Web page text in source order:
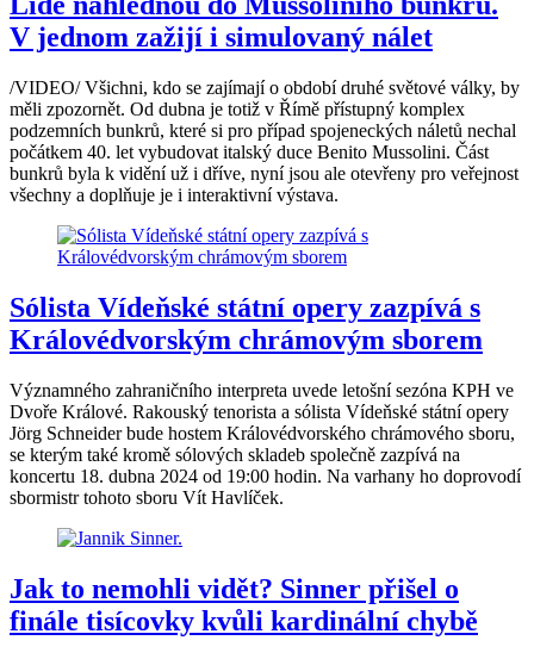
V jednom zažijí i simulovaný nálet
/VIDEO/ Všichni, kdo se zajímají o období druhé světové války, by
měli zpozornět. Od dubna je totiž v Římě přístupný komplex
podzemních bunkrů, které si pro případ spojeneckých náletů nechal
počátkem 40. let vybudovat italský duce Benito Mussolini. Část
bunkrů byla k vidění už i dříve, nyní jsou ale otevřeny pro veřejnost
všechny a doplňuje je i interaktivní výstava.
Sólista Vídeňské státní opery zazpívá s
Královédvorským chrámovým sborem
Významného zahraničního interpreta uvede letošní sezóna KPH ve
Dvoře Králové. Rakouský tenorista a sólista Vídeňské státní opery
Jörg Schneider bude hostem Královédvorského chrámového sboru,
se kterým také kromě sólových skladeb společně zazpívá na
koncertu 18. dubna 2024 od 19:00 hodin. Na varhany ho doprovodí
sbormistr tohoto sboru Vít Havlíček.
Jak to nemohli vidět? Sinner přišel o
finále tisícovky kvůli kardinální chybě